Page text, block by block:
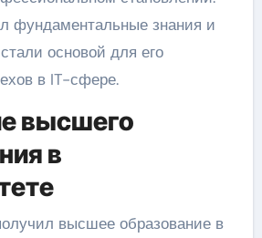
фундаментальные знания и
основой для его
в IT-сфере.
высшего
в
высшее образование в